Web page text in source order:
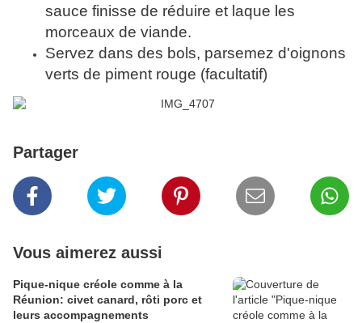
sauce finisse de réduire et laque les
morceaux de viande.
Servez dans des bols, parsemez d'oignons
verts de piment rouge (facultatif)
Partager
Vous aimerez aussi
Pique-nique créole comme à la
Réunion: civet canard, rôti porc et
leurs accompagnements